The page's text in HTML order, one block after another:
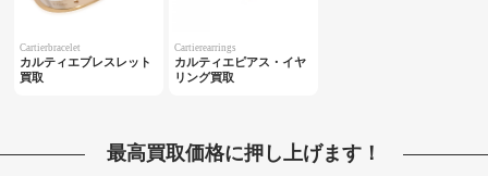
Cartierbracelet
カルティエブレスレット
買取
Cartierearrings
カルティエピアス・イヤ
リング買取
最高買取価格に押し上げます！